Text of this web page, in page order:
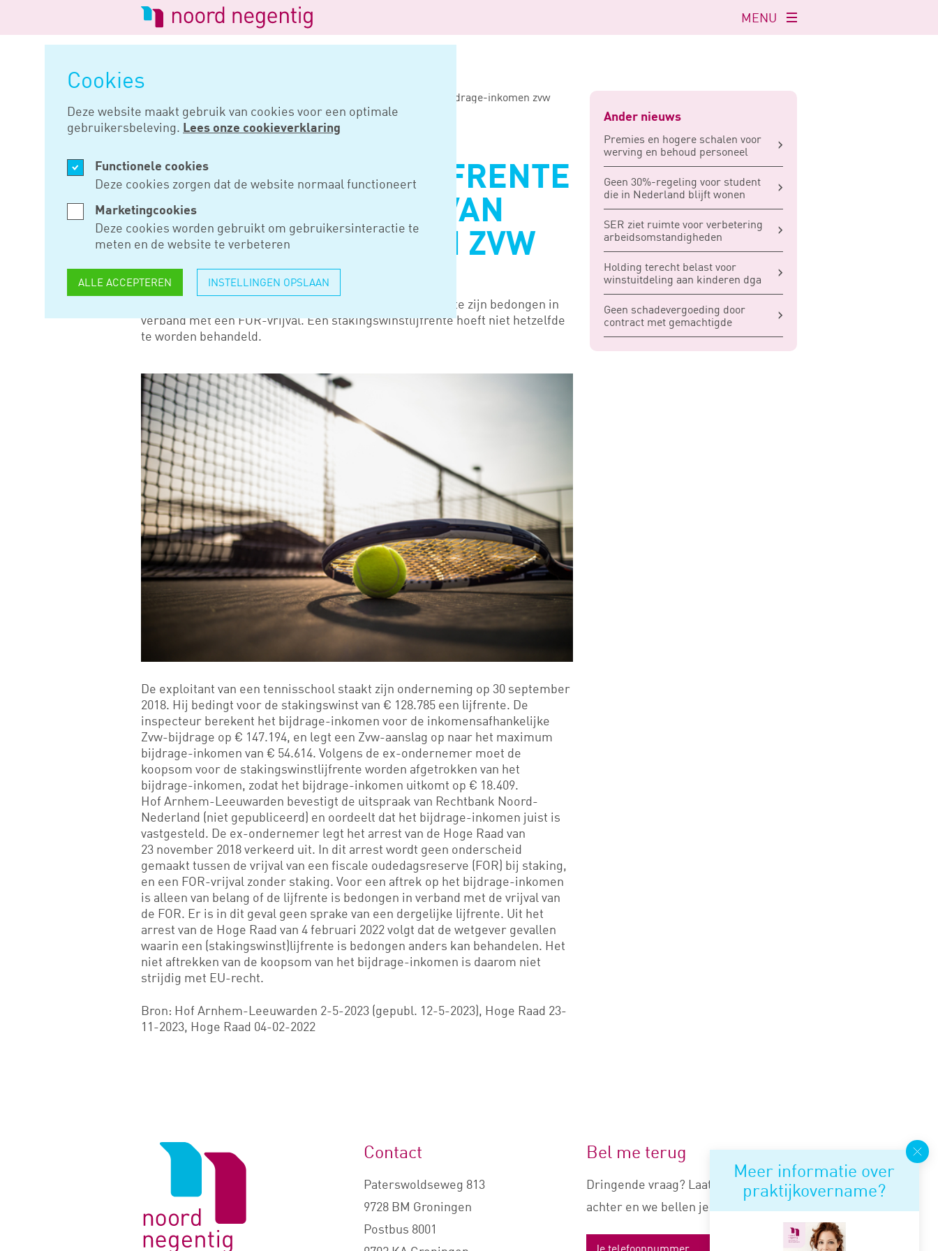
Cookies
Deze website maakt gebruik van cookies voor een optimale
gebruikersbeleving. Lees onze cookieverklaring
Functionele cookies
Deze cookies zorgen dat de website normaal functioneert
Marketingcookies
Deze cookies worden gebruikt om gebruikersinteractie te
meten en de website te verbeteren
ALLE ACCEPTEREN INSTELLINGEN OPSLAAN
Logo
van
Noord
Negentig
Navigatie
openen
MENU
Stakingswinstlijfrente niet aftrekbaar van bijdrage-inkomen zvw
MEI 15, 2023
STAKINGSWINSTLIJFRENTE
NIET AFTREKBAAR VAN
BIJDRAGE-INKOMEN ZVW
Voor een aftrek op het bijdrage-inkomen moet de lijfrente zijn bedongen in
verband met een FOR-vrijval. Een stakingswinstlijfrente hoeft niet hetzelfde
te worden behandeld.
De exploitant van een tennisschool staakt zijn onderneming op 30 september
2018. Hij bedingt voor de stakingswinst van € 128.785 een lijfrente. De
inspecteur berekent het bijdrage-inkomen voor de inkomensafhankelijke
Zvw-bijdrage op € 147.194, en legt een Zvw-aanslag op naar het maximum
bijdrage-inkomen van € 54.614. Volgens de ex-ondernemer moet de
koopsom voor de stakingswinstlijfrente worden afgetrokken van het
bijdrage-inkomen, zodat het bijdrage-inkomen uitkomt op € 18.409.
Hof Arnhem-Leeuwarden bevestigt de uitspraak van Rechtbank Noord-
Nederland (niet gepubliceerd) en oordeelt dat het bijdrage-inkomen juist is
vastgesteld. De ex-ondernemer legt het arrest van de Hoge Raad van
23 november 2018 verkeerd uit. In dit arrest wordt geen onderscheid
gemaakt tussen de vrijval van een fiscale oudedagsreserve (FOR) bij staking,
en een FOR-vrijval zonder staking. Voor een aftrek op het bijdrage-inkomen
is alleen van belang of de lijfrente is bedongen in verband met de vrijval van
de FOR. Er is in dit geval geen sprake van een dergelijke lijfrente. Uit het
arrest van de Hoge Raad van 4 februari 2022 volgt dat de wetgever gevallen
waarin een (stakingswinst)lijfrente is bedongen anders kan behandelen. Het
niet aftrekken van de koopsom van het bijdrage-inkomen is daarom niet
strijdig met EU-recht.
Bron: Hof Arnhem-Leeuwarden 2-5-2023 (gepubl. 12-5-2023), Hoge Raad 23-
11-2023, Hoge Raad 04-02-2022
Ander nieuws
Premies en hogere schalen voor
werving en behoud personeel
Geen 30%-regeling voor student
die in Nederland blijft wonen
SER ziet ruimte voor verbetering
arbeidsomstandigheden
Holding terecht belast voor
winstuitdeling aan kinderen dga
Geen schadevergoeding door
contract met gemachtigde
Meer informatie over
praktijkovername?
Logo
Contact
Paterswoldseweg 813
9728 BM Groningen
Postbus 8001
Bel me terug
Dringende vraag? Laat je nummer
achter en we bellen je snel terug.